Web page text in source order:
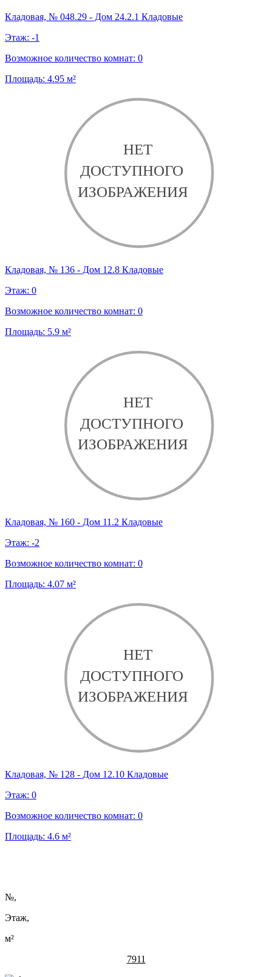
Кладовая, № 048.29 - Дом 24.2.1 Кладовые
Этаж: -1
Возможное количество комнат: 0
Площадь: 4.95 м²
Кладовая, № 136 - Дом 12.8 Кладовые
Этаж: 0
Возможное количество комнат: 0
Площадь: 5.9 м²
Кладовая, № 160 - Дом 11.2 Кладовые
Этаж: -2
Возможное количество комнат: 0
Площадь: 4.07 м²
Кладовая, № 128 - Дом 12.10 Кладовые
Этаж: 0
Возможное количество комнат: 0
Площадь: 4.6 м²
№,
Этаж,
м²
7911